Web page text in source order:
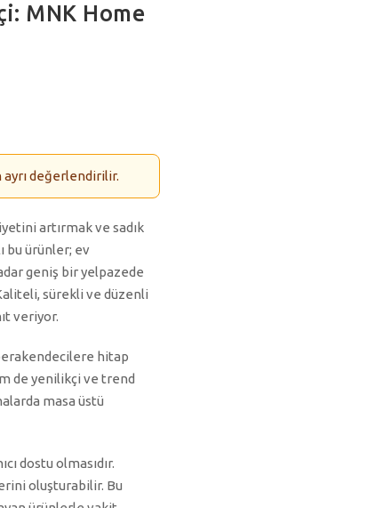
MNK Home
ayrı değerlendirilir.
artırmak ve sadık
bu ürünler; ev
geniş bir yelpazede
sürekli ve düzenli
veriyor.
hitap
de yenilikçi ve trend
masa üstü
dostu olmasıdır.
oluşturabilir. Bu